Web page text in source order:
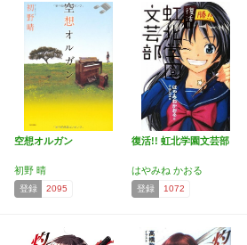
空想オルガン
初野 晴
登録 2095
復活!! 虹北学園文芸部
はやみね かおる
登録 1072